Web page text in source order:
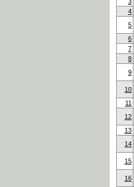
4
5
6
7
8
9
10
11
12
13
14
15
16